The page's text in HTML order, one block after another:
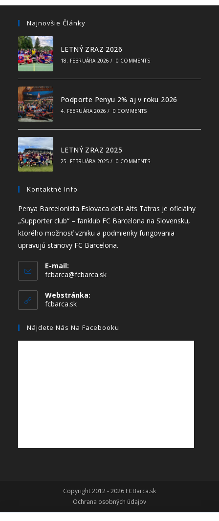
Najnovšie Články
LETNÝ ZRAZ 2026
18. FEBRUÁRA 2026 / 0 COMMENTS
Podporte Penyu 2% aj v roku 2026
4. FEBRUÁRA 2026 / 0 COMMENTS
LETNÝ ZRAZ 2025
25. FEBRUÁRA 2025 / 0 COMMENTS
Kontaktné Info
Penya Barcelonista Eslovaca dels Alts Tatras je oficiálny
„Supporter club“ – fanklub FC Barcelona na Slovensku,
ktorého možnosť vzniku a podmienky fungovania
upravujú stanovy FC Barcelona.
E-mail:
fcbarca@fcbarca.sk
Webstránka:
fcbarca.sk
Nájdete Nás Na Facebooku
Copyright 2012 - 2026 FCBarca.sk
Ochrana osobných údajov